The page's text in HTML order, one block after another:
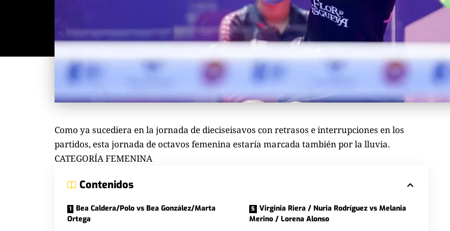
Como ya sucediera en la jornada de dieciseisavos con retrasos e interrupciones en los
partidos, esta jornada de octavos femenina estaría marcada también por la lluvia.
CATEGORÍA FEMENINA
Contenidos
Bea Caldera/Polo vs Bea González/Marta
Ortega
Virginia Riera / Nuria Rodríguez vs Melania
Merino / Lorena Alonso